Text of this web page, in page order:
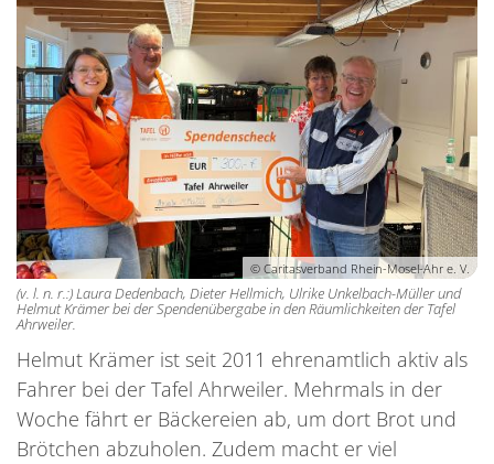
© Caritasverband Rhein-Mosel-Ahr e. V.
(v. l. n. r.:) Laura Dedenbach, Dieter Hellmich, Ulrike Unkelbach-Müller und
Helmut Krämer bei der Spendenübergabe in den Räumlichkeiten der Tafel
Ahrweiler.
Helmut Krämer ist seit 2011 ehrenamtlich aktiv als
Fahrer bei der Tafel Ahrweiler. Mehrmals in der
Woche fährt er Bäckereien ab, um dort Brot und
Brötchen abzuholen. Zudem macht er viel